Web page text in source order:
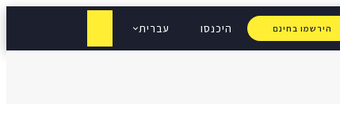
הירשמו בחינם היכנסו עברית